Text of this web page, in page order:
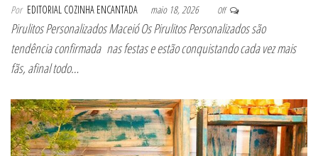
Por EDITORIAL COZINHA ENCANTADA maio 18, 2026 Off
Pirulitos Personalizados Maceió Os Pirulitos Personalizados são
tendência confirmada nas festas e estão conquistando cada vez mais
fãs, afinal todo…